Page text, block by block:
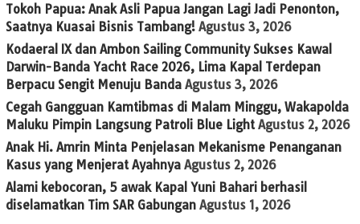
Tokoh Papua: Anak Asli Papua Jangan Lagi Jadi Penonton,
Saatnya Kuasai Bisnis Tambang! Agustus 3, 2026
Kodaeral IX dan Ambon Sailing Community Sukses Kawal
Darwin-Banda Yacht Race 2026, Lima Kapal Terdepan
Berpacu Sengit Menuju Banda Agustus 3, 2026
Cegah Gangguan Kamtibmas di Malam Minggu, Wakapolda
Maluku Pimpin Langsung Patroli Blue Light Agustus 2, 2026
Anak Hi. Amrin Minta Penjelasan Mekanisme Penanganan
Kasus yang Menjerat Ayahnya Agustus 2, 2026
Alami kebocoran, 5 awak Kapal Yuni Bahari berhasil
diselamatkan Tim SAR Gabungan Agustus 1, 2026